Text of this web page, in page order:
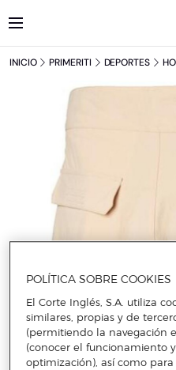
INICIO PRIMERITI DEPORTES
POLÍTICA SOBRE COOKIES
El Corte Inglés, S.A. utiliza
similares, propias y de
(permitiendo la navegación
(conocer el funcionamiento
optimización), así como